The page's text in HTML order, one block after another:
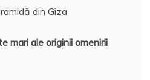
din Giza
mari ale originii omenirii